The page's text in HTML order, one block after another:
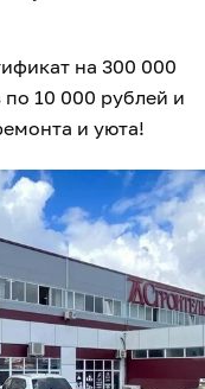
на 300 000
10 000 рублей и
и уюта!